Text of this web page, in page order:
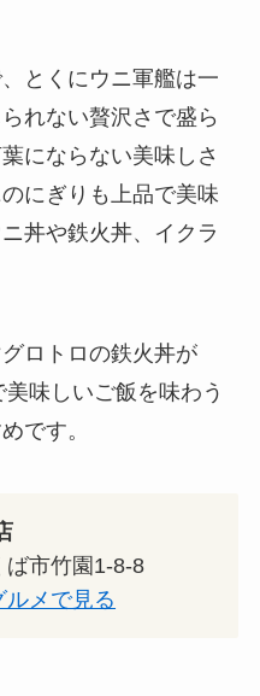
とくにウニ軍艦は一
れない贅沢さで盛ら
にならない美味しさ
にぎりも上品で美味
丼や鉄火丼、イクラ
ロトロの鉄火丼が
味しいご飯を味わう
です。
ば市竹園1-8-8
メで見る